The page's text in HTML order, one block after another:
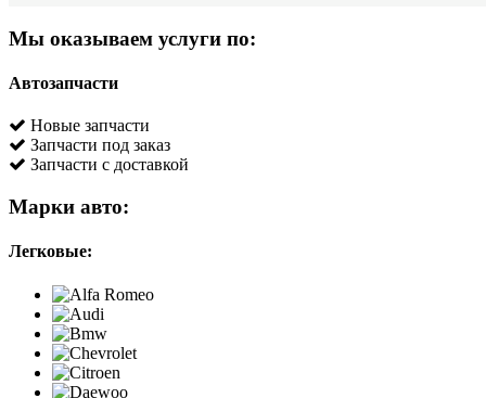
Мы оказываем услуги по:
Автозапчасти
Новые запчасти
Запчасти под заказ
Запчасти с доставкой
Марки авто:
Легковые: